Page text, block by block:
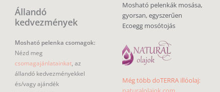
Állandó
kedvezmények
Mosható pelenka csomagok:
Nézd meg
csomagajánlatainkat, az
állandó kedvezményekkel
és/vagy ajándék
Mosható pelenkák mosása,
gyorsan, egyszerűen
Ecoegg mosótojás
Még több doTERRA illóolaj: